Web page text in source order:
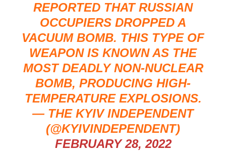
REPORTED THAT RUSSIAN
OCCUPIERS DROPPED A
VACUUM BOMB. THIS TYPE OF
WEAPON IS KNOWN AS THE
MOST DEADLY NON-NUCLEAR
BOMB, PRODUCING HIGH-
TEMPERATURE EXPLOSIONS.
— THE KYIV INDEPENDENT
(@KYIVINDEPENDENT)
FEBRUARY 28, 2022